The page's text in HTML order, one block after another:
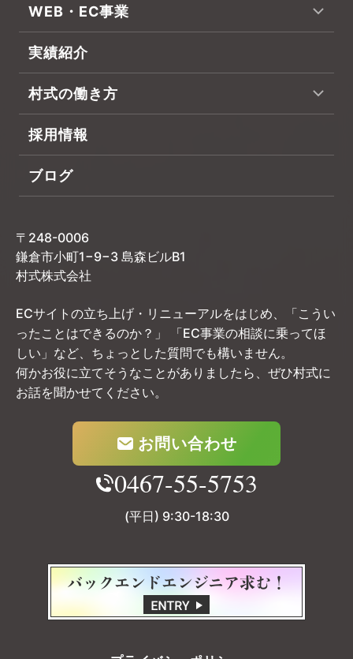
WEB・EC事業
実績紹介
村式の働き方
採用情報
ブログ
〒248-0006
鎌倉市小町1−9−3 島森ビルB1
村式株式会社
ECサイトの立ち上げ・リニューアルをはじめ、「こうい
ったことはできるのか？」
「EC事業の相談に乗ってほ
しい」など、ちょっとした質問でも構いません。
何かお役に立てそうなことがありましたら、ぜひ村式に
お話を聞かせてください。
お問い合わせ
0467-55-5753
(平日) 9:30-18:30